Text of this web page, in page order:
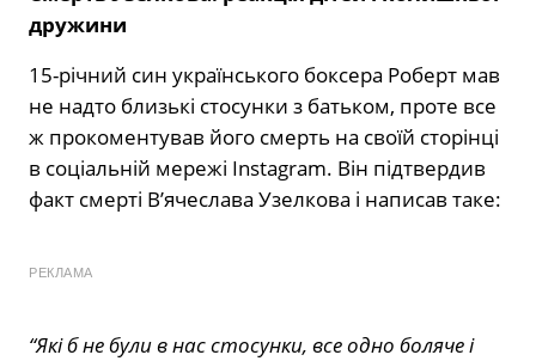
дружини
15-річний син українського боксера Роберт мав
не надто близькі стосунки з батьком, проте все
ж прокоментував його смерть на своїй сторінці
в соціальній мережі Instagram. Він підтвердив
факт смерті В’ячеслава Узелкова і написав таке:
РЕКЛАМА
“Які б не були в нас стосунки, все одно боляче і